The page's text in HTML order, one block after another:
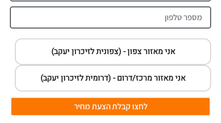
אני מאזור צפון - (צפונית לזיכרון יעקב)
אני מאזור מרכז/דרום - (דרומית לזיכרון יעקב)
לחצו קבלת הצעת מחיר